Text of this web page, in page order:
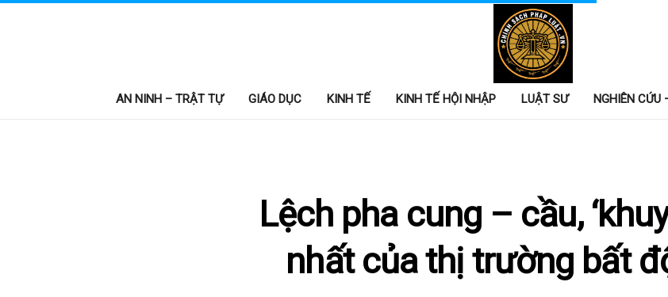
AN NINH – TRẬT TỰ GIÁO DỤC KINH TẾ KINH TẾ HỘI NHẬP LUẬT SƯ NGHIÊN CỨU
Lệch pha cung – cầu,
nhất của thị trường bất